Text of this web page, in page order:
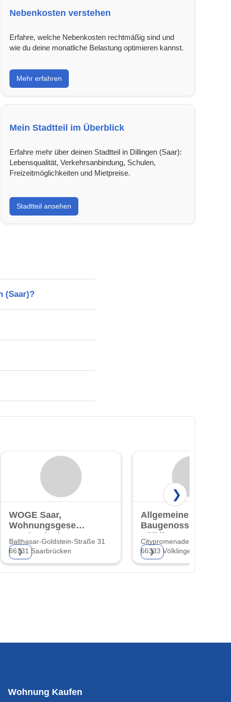
Nebenkosten verstehen
Erfahre, welche Nebenkosten rechtmäßig sind und
wie du deine monatliche Belastung optimieren kannst.
Mehr erfahren
Mein Stadtteil im Überblick
Erfahre mehr über deinen Stadtteil in Dillingen (Saar):
Lebensqualität, Verkehrsanbindung, Schulen,
Freizeitmöglichkeiten und Mietpreise.
Stadtteil ansehen
(Saar)?
WOGE Saar,
Wohnungsgesellschaft
Saarland mbH
Balthasar-Goldstein-Straße 31
66131 Saarbrücken
❯
Allgemeine
Baugenossenschaft
Völklingen eG
Citypromenade 3
66333 Völklingen
❯
❯
Wohnung Kaufen